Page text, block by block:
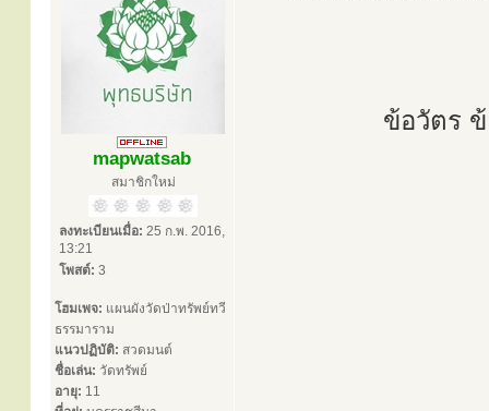
mapwatsab
สมาชิกใหม่
ลงทะเบียนเมื่อ: 25 ก.พ. 2016,
13:21
โพสต์: 3
โฮมเพจ: แผนผังวัดป่าทรัพย์ทวี
ธรรมาราม
แนวปฏิบัติ: สวดมนต์
ชื่อเล่น: วัดทรัพย์
อายุ: 11
ข้อวัตร